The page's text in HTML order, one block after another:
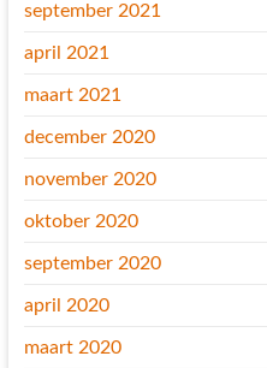
september 2021
april 2021
maart 2021
december 2020
november 2020
oktober 2020
september 2020
april 2020
maart 2020